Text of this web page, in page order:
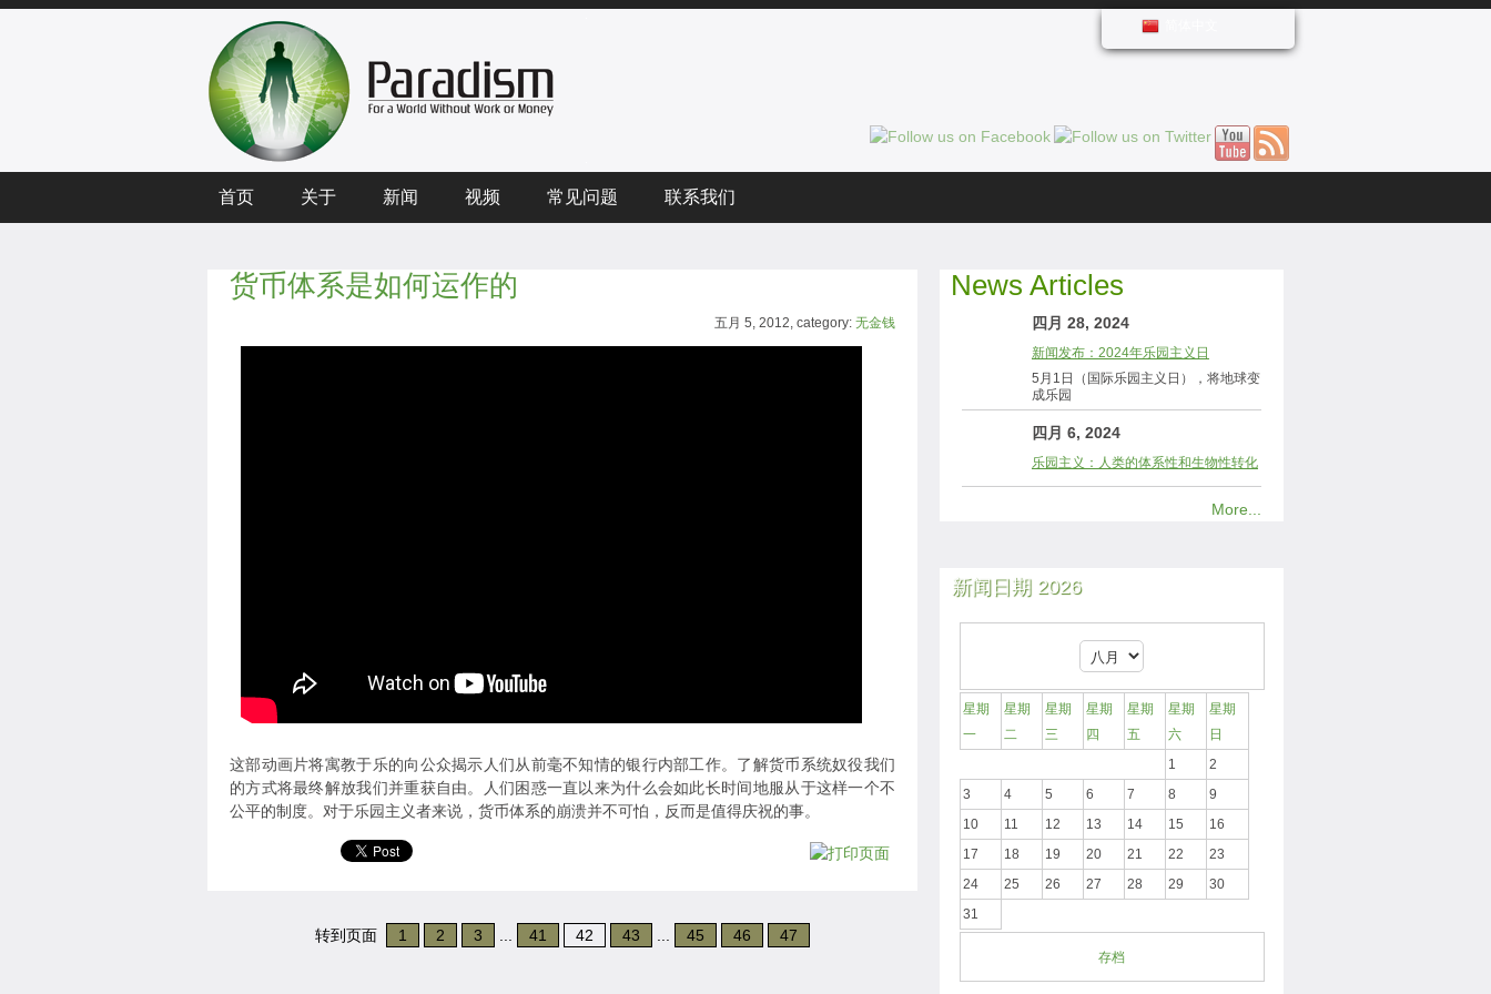
首页 关于 新闻 视频 常见问题 联系我们
货币体系是如何运作的
五月 5, 2012, category: 无金钱
这部动画片将寓教于乐的向公众揭示人们从前毫不知情的银行内部工作。了解货币系统奴役我们
的方式将最终解放我们并重获自由。人们困惑一直以来为什么会如此长时间地服从于这样一个不
公平的制度。对于乐园主义者来说，货币体系的崩溃并不可怕，反而是值得庆祝的事。
转到页面 1 2 3 41 42 43 45 46 47
News Articles
四月 28, 2024
新闻发布：2024年乐园主义日
5月1日（国际乐园主义日），将地球变
成乐园
四月 6, 2024
乐园主义：人类的体系性和生物性转化
More...
新闻日期 2026
星期
一
星期
二
星期
三
星期
四
星期
五
星期
六
星期
日
1
2
3
4 5 6 7 8
9
10
11 12 13 14 15
16
17
18 19 20 21 22
23
24
25 26 27 28 29
30
31
存档